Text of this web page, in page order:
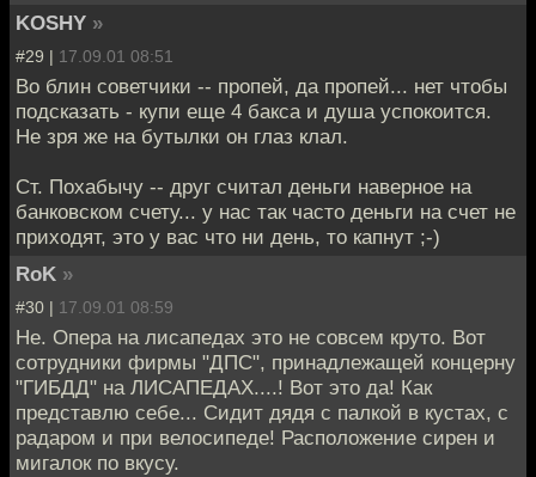
KOSHY »
#29 | 17.09.01 08:51
Во блин советчики -- пропей, да пропей... нет чтобы
подсказать - купи еще 4 бакса и душа успокоится.
Не зря же на бутылки он глаз клал.
Ст. Похабычу -- друг считал деньги наверное на
банковском счету... у нас так часто деньги на счет не
приходят, это у вас что ни день, то капнут ;-)
RoK »
#30 | 17.09.01 08:59
Не. Опера на лисапедах это не совсем круто. Вот
сотрудники фирмы "ДПС", принадлежащей концерну
"ГИБДД" на ЛИСАПЕДАХ....! Вот это да! Как
представлю себе... Сидит дядя с палкой в кустах, с
радаром и при велосипеде! Расположение сирен и
мигалок по вкусу.